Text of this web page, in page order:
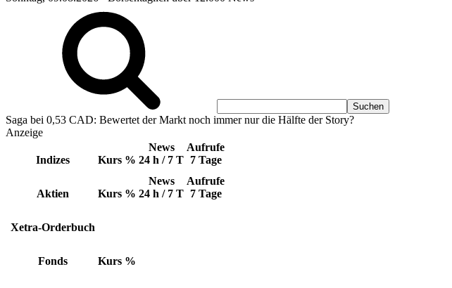
Saga bei 0,53 CAD: Bewertet der Markt noch immer nur die Hälfte der Story?
Anzeige
Indizes Kurs %
News
24 h / 7 T
Aufrufe
7 Tage
Aktien Kurs %
News
24 h / 7 T
Aufrufe
7 Tage
Xetra-Orderbuch
Fonds Kurs %